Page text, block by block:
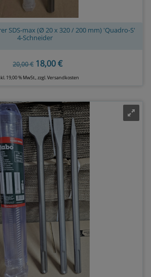
SDS-max (Ø 20 x 320 / 200 mm) 'Quadro-S'
4-Schneider
20,00 € 18,00 €
19,00 % MwSt., zzgl.Versandkosten